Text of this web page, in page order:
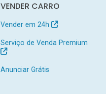
VENDER CARRO
Vender em 24h
Serviço de Venda Premium
Anunciar Grátis